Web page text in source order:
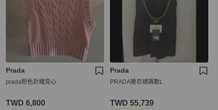
Prada
prada粉色針織背心
TWD 6,800
Prada
PRADA連衣裙碼數L
TWD 55,739